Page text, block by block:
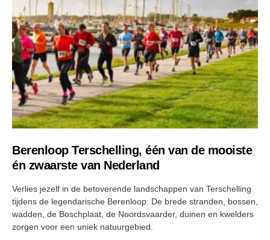
Berenloop Terschelling, één van de mooiste
én zwaarste van Nederland
Verlies jezelf in de betoverende landschappen van Terschelling
tijdens de legendarische Berenloop. De brede stranden, bossen,
wadden, de Boschplaat, de Noordsvaarder, duinen en kwelders
zorgen voor een uniek natuurgebied.